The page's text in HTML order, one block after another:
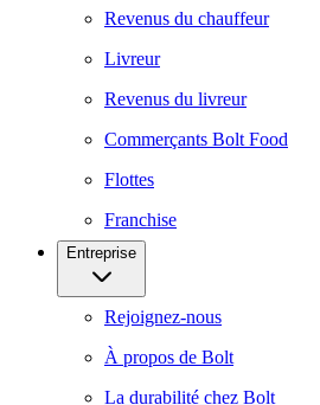
Revenus du chauffeur
Livreur
Revenus du livreur
Commerçants Bolt Food
Flottes
Franchise
Entreprise
Rejoignez-nous
À propos de Bolt
La durabilité chez Bolt